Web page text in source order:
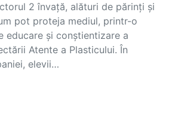
2 învață, alături de părinți și
pot proteja mediul, printr-o
educare și conștientizare a
Atente a Plasticului. În
elevii…